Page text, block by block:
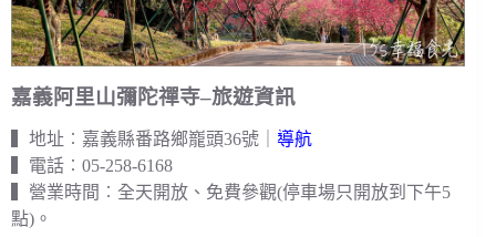
嘉義阿里山彌陀禪寺–旅遊資訊
▍地址︰嘉義縣番路鄉巃頭36號｜ 導航
▍電話︰05-258-6168
▍營業時間︰全天開放、免費參觀(停車場只開放到下午5
點)。